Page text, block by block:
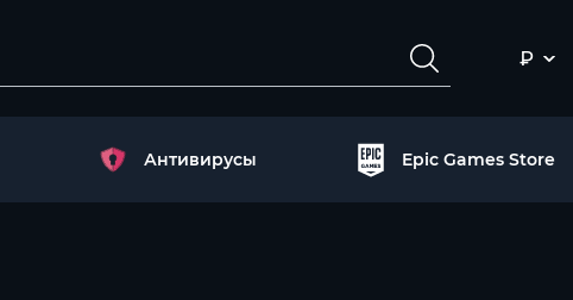
₽
Антивирусы Epic Games Store